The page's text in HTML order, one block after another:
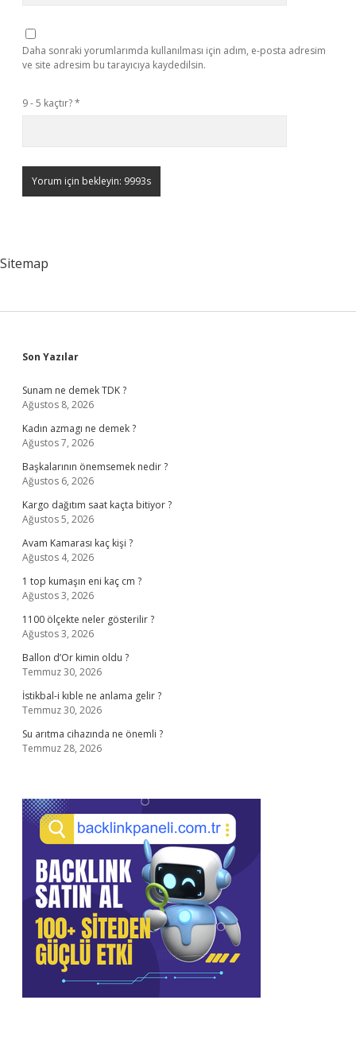
Daha sonraki yorumlarımda kullanılması için adım, e-posta adresim
ve site adresim bu tarayıcıya kaydedilsin.
9 - 5 kaçtır?*
Sitemap
Sidebar
Son Yazılar
Sunam ne demek TDK ?
Ağustos 8, 2026
Kadın azmagı ne demek ?
Ağustos 7, 2026
Başkalarının önemsemek nedir ?
Ağustos 6, 2026
Kargo dağıtım saat kaçta bitiyor ?
Ağustos 5, 2026
Avam Kamarası kaç kişi ?
Ağustos 4, 2026
1 top kumaşın eni kaç cm ?
Ağustos 3, 2026
1100 ölçekte neler gösterilir ?
Ağustos 3, 2026
Ballon d’Or kimin oldu ?
Temmuz 30, 2026
İstikbal-i kıble ne anlama gelir ?
Temmuz 30, 2026
Su arıtma cihazında ne önemli ?
Temmuz 28, 2026